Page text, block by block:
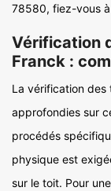
78580, fiez-vous à
Vérification
Franck :
La vérification des
approfondies sur
procédés
physique est
sur le toit. Pour